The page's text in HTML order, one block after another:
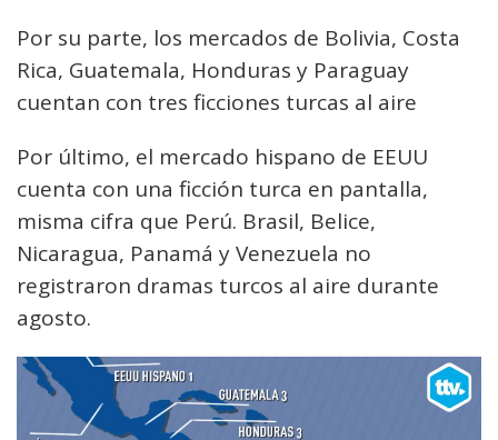
Por su parte, los mercados de Bolivia, Costa
Rica, Guatemala, Honduras y Paraguay
cuentan con tres ficciones turcas al aire
Por último, el mercado hispano de EEUU
cuenta con una ficción turca en pantalla,
misma cifra que Perú. Brasil, Belice,
Nicaragua, Panamá y Venezuela no
registraron dramas turcos al aire durante
agosto.